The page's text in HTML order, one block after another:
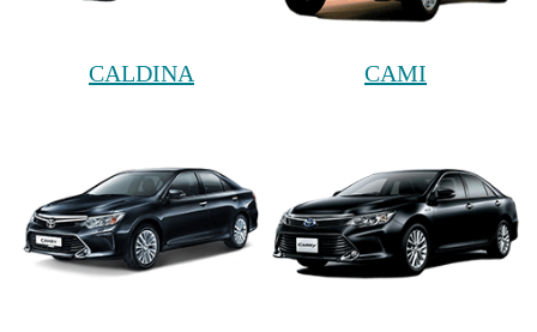
CALDINA CAMI